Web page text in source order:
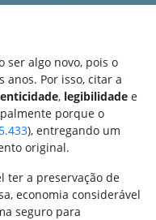
ser algo novo, pois o
anos. Por isso, citar a
, legibilidade e
porque o
), entregando um
original.
ter a preservação de
economia considerável
seguro para